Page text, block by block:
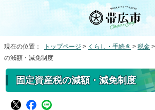
現在の位置： トップページ > くらし・手続き > 税金 >
の減額・減免制度
固定資産税の減額・減免制度